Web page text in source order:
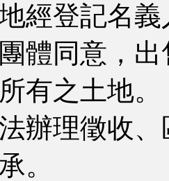
登記名義
體同意，
有之土地。
理徵收、